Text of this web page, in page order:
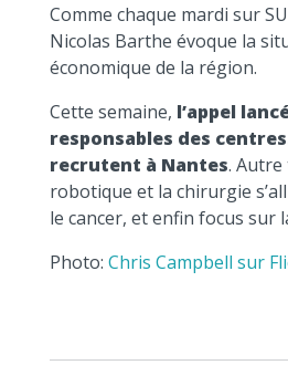
Comme chaque mardi sur
Nicolas Barthe évoque la
économique de la région.
Cette semaine, l’appel
responsables des
recrutent à Nantes. Autre
robotique et la chirurgie
le cancer, et enfin focus sur
Photo: Chris Campbell sur